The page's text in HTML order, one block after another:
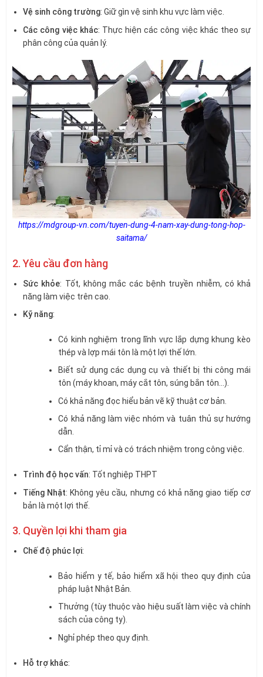
Vệ sinh công trường: Giữ gìn vệ sinh khu vực làm việc.
Các công việc khác: Thực hiện các công việc khác theo sự
phân công của quản lý.
https://mdgroup-vn.com/tuyen-dung-4-nam-xay-dung-tong-hop-
saitama/
2. Yêu cầu đơn hàng
Sức khỏe: Tốt, không mắc các bệnh truyền nhiễm, có khả
năng làm việc trên cao.
Kỹ năng:
Có kinh nghiệm trong lĩnh vực lắp dựng khung kèo
thép và lợp mái tôn là một lợi thế lớn.
Biết sử dụng các dụng cụ và thiết bị thi công mái
tôn (máy khoan, máy cắt tôn, súng bắn tôn…).
Có khả năng đọc hiểu bản vẽ kỹ thuật cơ bản.
Có khả năng làm việc nhóm và tuân thủ sự hướng
dẫn.
Cẩn thận, tỉ mỉ và có trách nhiệm trong công việc.
Trình độ học vấn: Tốt nghiệp THPT
Tiếng Nhật: Không yêu cầu, nhưng có khả năng giao tiếp cơ
bản là một lợi thế.
3. Quyền lợi khi tham gia
Chế độ phúc lợi:
Bảo hiểm y tế, bảo hiểm xã hội theo quy định của
pháp luật Nhật Bản.
Thưởng (tùy thuộc vào hiệu suất làm việc và chính
sách của công ty).
Nghỉ phép theo quy định.
Hỗ trợ khác: